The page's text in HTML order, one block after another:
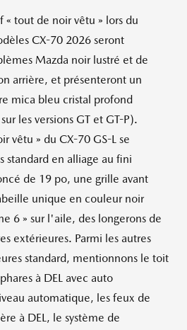
« tout de noir vêtu » lors du
CX-70 2026 seront
Mazda noir lustré et de
arrière, et présenteront un
mica bleu cristal profond
les versions GT et GT-P).
vêtu » du CX-70 GS-L se
standard en alliage au fini
de 19 po, une grille avant
unique en couleur noir
6 » sur l'aile, des longerons de
extérieures. Parmi les autres
standard, mentionnons le toit
à DEL avec auto
automatique, les feux de
à DEL, le système de